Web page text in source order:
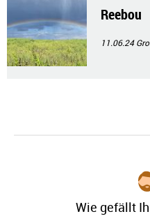
Reebou
11.06.24
Wie gefällt